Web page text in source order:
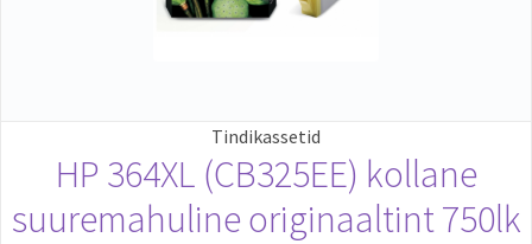
Tindikassetid
HP 364XL (CB325EE) kollane
suuremahuline originaaltint 750lk